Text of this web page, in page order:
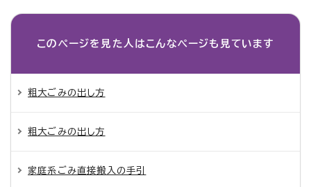
このページを見た人は こんなページも見ています
粗大ごみの出し方
粗大ごみの出し方
家庭系ごみ直接搬入の手引